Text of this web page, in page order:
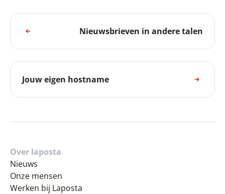
Nieuwsbrieven in andere talen
Jouw eigen hostname
Over laposta
Nieuws
Onze mensen
Werken bij Laposta